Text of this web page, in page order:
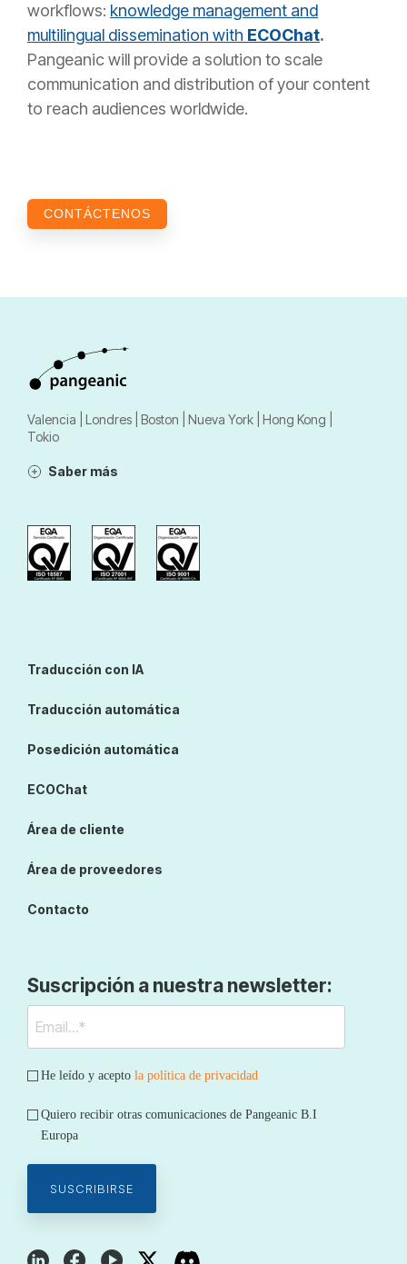
workflows: knowledge management and
multilingual dissemination with ECOChat.
Pangeanic will provide a solution to scale
communication and distribution of your content
to reach audiences worldwide.
CONTÁCTENOS
Valencia | Londres | Boston | Nueva York | Hong Kong |
Tokio
Saber más
Traducción con IA
Traducción automática
Posedición automática
ECOChat
Área de cliente
Área de proveedores
Contacto
Suscripción a nuestra newsletter:
He leído y acepto la política de privacidad
Quiero recibir otras comunicaciones de Pangeanic B.I
Europa